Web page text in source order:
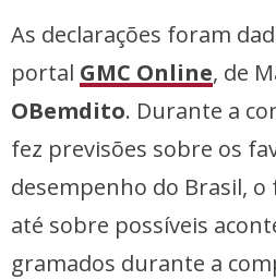
As declarações foram
portal GMC Online, de
OBemdito. Durante a
fez previsões sobre os
desempenho do Brasil,
até sobre possíveis
gramados durante a